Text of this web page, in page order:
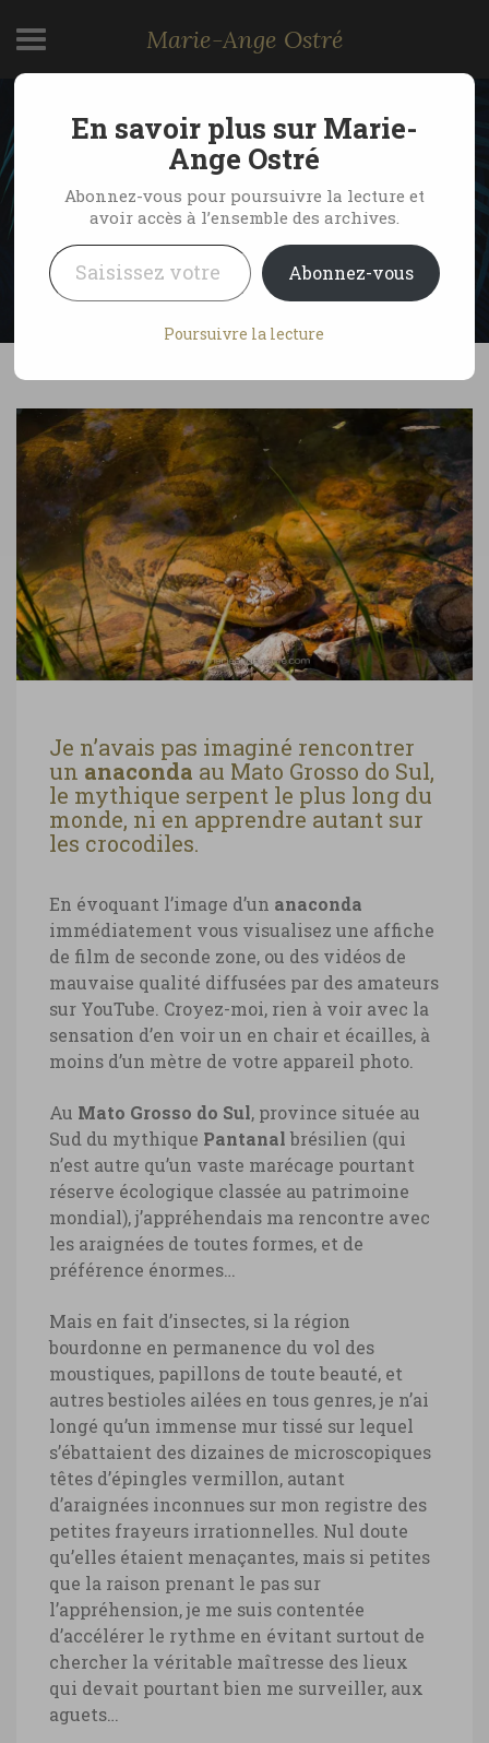
Marie-Ange Ostré
Anaconda du Mato
Grosso do Sul, Brésil
by Marie-Ange Ostré
17 mai 2005
1 Comment
Je n’avais pas imaginé rencontrer
un anaconda au Mato Grosso do Sul,
le mythique serpent le plus long du
monde, ni en apprendre autant sur
les crocodiles.
En évoquant l’image d’un anaconda
immédiatement vous visualisez une affiche
de film de seconde zone, ou des vidéos de
mauvaise qualité diffusées par des amateurs
sur YouTube. Croyez-moi, rien à voir avec la
sensation d’en voir un en chair et écailles, à
moins d’un mètre de votre appareil photo.
Au Mato Grosso do Sul, province située au
Sud du mythique Pantanalbrésilien (qui
n’est autre qu’un vaste marécage pourtant
réserve écologique classée au patrimoine
mondial), j’appréhendais ma rencontre avec
les araignées de toutes formes, et de
préférence énormes…
Mais en fait d’insectes, si la région
bourdonne en permanence du vol des
moustiques, papillons de toute beauté, et
autres bestioles ailées en tous genres, je n’ai
longé qu’un immense mur tissé sur lequel
s’ébattaient des dizaines de microscopiques
têtes d’épingles vermillon, autant
d’araignées inconnues sur mon registre des
petites frayeurs irrationnelles. Nul doute
qu’elles étaient menaçantes, mais si petites
que la raison prenant le pas sur
l’appréhension, je me suis contentée
d’accélérer le rythme en évitant surtout de
chercher la véritable maîtresse des lieux
qui devait pourtant bien me surveiller, aux
aguets…
En savoir plus sur Marie-
Ange Ostré
Abonnez-vous pour poursuivre la lecture et
avoir accès à l’ensemble des archives.
Saisissez votre adresse e-mail…
Abonnez-vous
Poursuivre la lecture